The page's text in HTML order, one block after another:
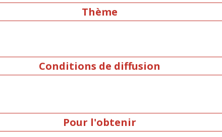
Thème
Conditions de diffusion
Pour l'obtenir